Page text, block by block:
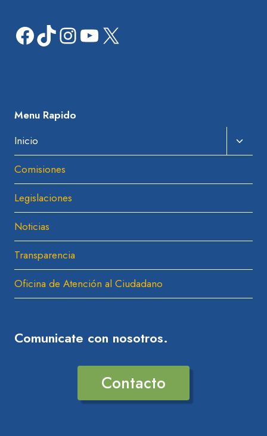
Facebook
TikTok
Instagram
YouTube
X
Menu Rapido
Inicio
El
Hijo
Comisiones
Legislaciones
Noticias
Transparencia
Oficina de Atención al Ciudadano
Comunicate con nosotros.
Contacto